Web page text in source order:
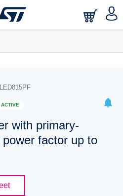
searches.
ACTIVE
with primary-
factor up to